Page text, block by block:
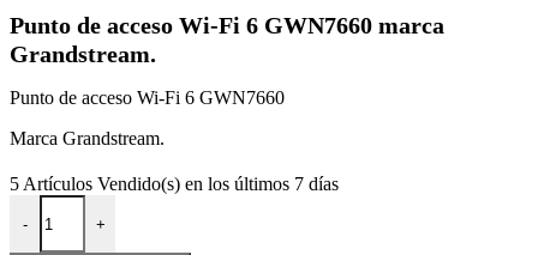
Punto de acceso Wi-Fi 6 GWN7660 marca
Grandstream.
Punto de acceso Wi-Fi 6 GWN7660
Marca Grandstream.
5 Artículos Vendido(s) en los últimos 7 días
-
Punto de acceso Wi-Fi 6 GWN7660 marca Grandstream. cantidad
+